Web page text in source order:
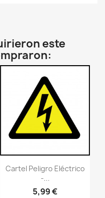
este
visibilityVistazo rápido
Cartel Peligro Eléctrico
-...
5,99 €